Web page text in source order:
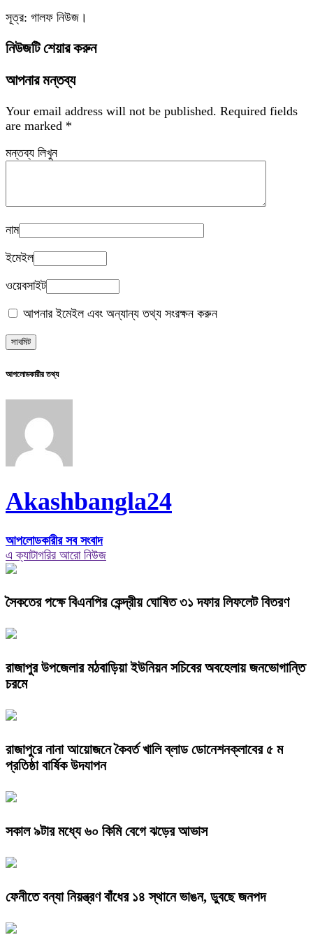
সূত্র: গালফ নিউজ।
নিউজটি শেয়ার করুন
আপনার মন্তব্য
Your email address will not be published. Required fields
are marked *
মন্তব্য লিখুন
নাম
ইমেইল
ওয়েবসাইট
আপনার ইমেইল এবং অন্যান্য তথ্য সংরক্ষন করুন
আপলোডকারীর তথ্য
Akashbangla24
আপলোডকারীর সব সংবাদ
এ ক্যাটাগরির আরো নিউজ
সৈকতের পক্ষে বিএনপির কেন্দ্রীয় ঘোষিত ৩১ দফার লিফলেট বিতরণ
রাজাপুর উপজেলার মঠবাড়িয়া ইউনিয়ন সচিবের অবহেলায় জনভোগান্তি
চরমে
রাজাপুরে নানা আয়োজনে কৈবর্ত খালি ব্লাড ডোনেশনক্লাবের ৫ ম
প্রতিষ্ঠা বার্ষিক উদযাপন
সকাল ৯টার মধ্যে ৬০ কিমি বেগে ঝড়ের আভাস
ফেনীতে বন্যা নিয়ন্ত্রণ বাঁধের ১৪ স্থানে ভাঙন, ডুবছে জনপদ